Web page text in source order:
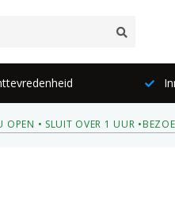
OPEN • SLUIT OVER 1 UUR •